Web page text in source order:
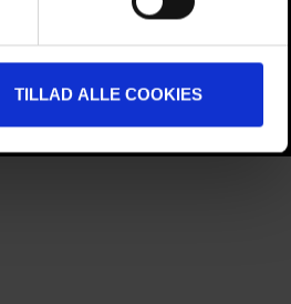
TILLAD ALLE COOKIES
CPH:INDUSTRY newsletter